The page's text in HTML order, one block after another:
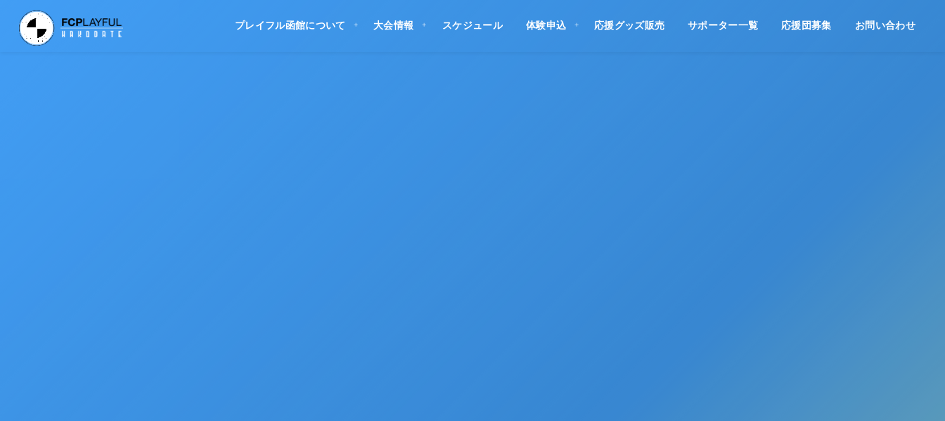
プレイフル函館について 大会情報 スケジュール 体験申込 応援グッズ販売 サポーター一覧 応援団募集 お問い合わせ